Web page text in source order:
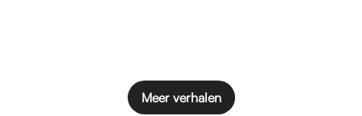
Meer verhalen